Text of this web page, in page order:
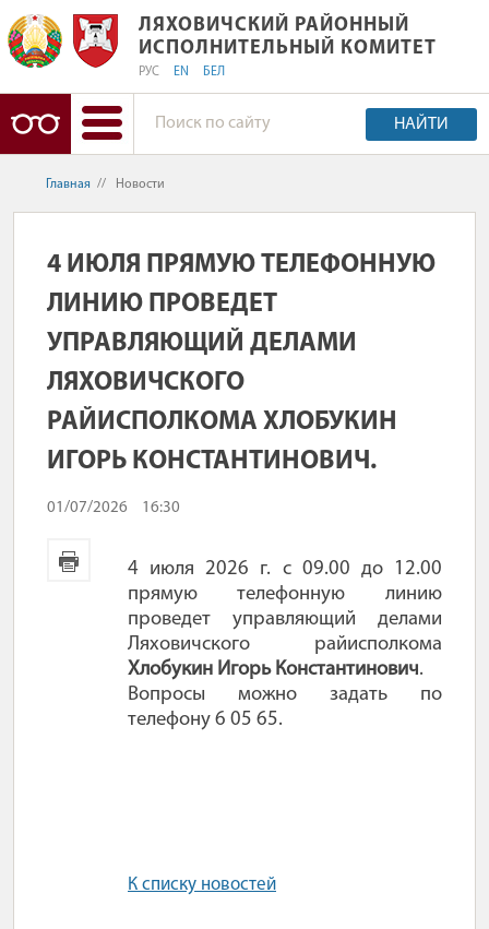
ЛЯХОВИЧСКИЙ РАЙОННЫЙ
ЛЯХОВИЧСКИЙ РАЙОННЫЙ
ИСПОЛНИТЕЛЬНЫЙ КОМИТЕТ
РУС EN БЕЛ
НАЙТИ
Главная // Новости
4 ИЮЛЯ ПРЯМУЮ ТЕЛЕФОННУЮ
ЛИНИЮ ПРОВЕДЕТ
УПРАВЛЯЮЩИЙ ДЕЛАМИ
ЛЯХОВИЧСКОГО
РАЙИСПОЛКОМА ХЛОБУКИН
ИГОРЬ КОНСТАНТИНОВИЧ.
01/07/2026 16:30
4 июля 2026 г. с 09.00 до 12.00
прямую телефонную линию
проведет управляющий делами
Ляховичского райисполкома
Хлобукин Игорь Константинович.
Вопросы можно задать по
телефону 6 05 65.
К списку новостей